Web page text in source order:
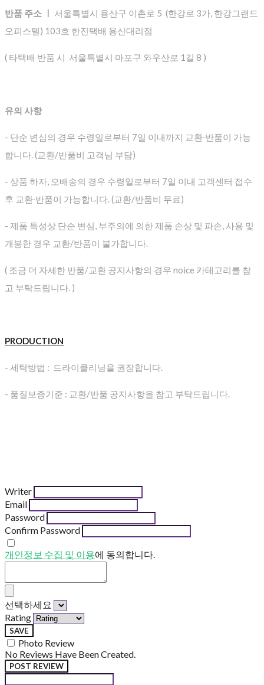
반품 주소 ㅣ 서울특별시 용산구 이촌로 5 (한강로 3가, 한강그랜드
오피스텔) 103호 한진택배 용산대리점
( 타택배 반품 시 서울특별시 마포구 와우산로 1길 8 )
유의 사항
- 단순 변심의 경우 수령일로부터 7일 이내까지 교환∙반품이 가능
합니다. (교환/반품비 고객님 부담)
- 상품 하자, 오배송의 경우 수령일로부터 7일 이내 고객센터 접수
후 교환∙반품이 가능합니다. (교환/반품비 무료)
- 제품 특성상 단순 변심, 부주의에 의한 제품 손상 및 파손, 사용 및
개봉한 경우 교환/반품이 불가합니다.
( 조금 더 자세한 반품/교환 공지사항의 경우 noice 카테고리를 참
고 부탁드립니다. )
PRODUCTION
- 세탁방법 : 드라이클리닝을 권장합니다.
- 품질보증기준 : 교환/반품 공지사항을 참고 부탁드립니다.
Writer
Email
Password
Confirm Password
개인정보 수집 및 이용에 동의합니다.
선택하세요
Rating
SAVE
Photo Review
No Reviews Have Been Created.
POST REVIEW